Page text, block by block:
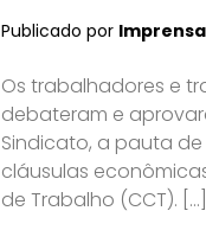
Publicado por Imprensa
Os trabalhadores e
debateram e
Sindicato, a pauta
cláusulas
de Trabalho (CCT). […]